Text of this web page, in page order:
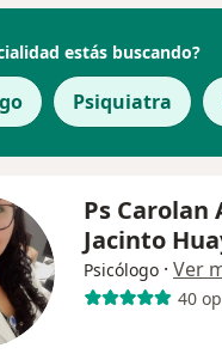
estás buscando?
Psiquiatra
Ps Carolan
Jacinto
Psicólogo · Ver
40